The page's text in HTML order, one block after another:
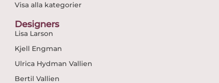
Visa alla kategorier
Designers
Lisa Larson
Kjell Engman
Ulrica Hydman Vallien
Bertil Vallien